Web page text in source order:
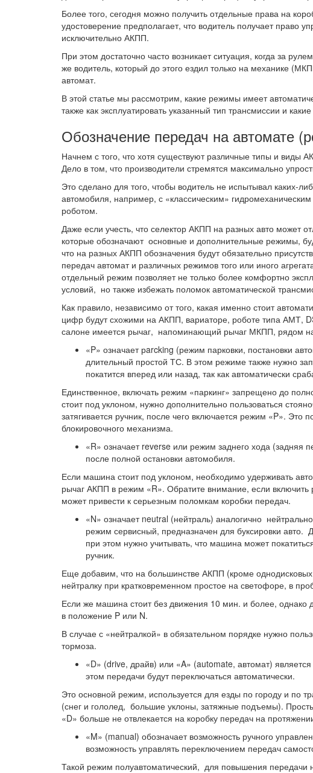
Более того, сегодня можно получить отдельные права на
удостоверение предполагает, что водитель получает право
исключительно АКПП.
При этом достаточно часто возникает ситуация, когда за
же водитель, который до этого ездил только на механике
автомат.
В этой статье мы рассмотрим, какие режимы имеет
также как эксплуатировать указанный тип трансмиссии и
Обозначение передач на автомате
Начнем с того, что хотя существуют различные типы и виды
Дело в том, что производители стремятся максимально
Это сделано для того, чтобы водитель не испытывал каких-
автомобиля, например, с «классическим»
роботом.
Даже если учесть, что селектор АКПП на разных авто может
которые обозначают основные и дополнительные режимы,
что на разных АКПП обозначения будут обязательно
передач автомат и различных режимов того или иного
отдельный режим позволяет не только более комфортно
условий, но также избежать поломок автоматической
Как правило, независимо от того, какая именно стоит
цифр будут схожими на АКПП, вариаторе, роботе типа АМТ,
салоне имеется рычаг, напоминающий рычаг МКПП, рядом
«P» означает рarcking (режим парковки, постановки
длительный простой ТС. В этом режиме также нужно
покатится вперед или назад, так как автоматически
Единственное, включать режим «паркинг» запрещено до
стоит под уклоном, нужно дополнительно пользоваться
затягивается ручник, после чего включается режим «P». Это
блокировочного механизма.
«R» означает reverse или режим заднего хода (задняя
после полной остановки автомобиля.
Если машина стоит под уклоном, необходимо удерживать
рычаг АКПП в режим «R». Обратите внимание, если
может привести к серьезным поломкам коробки передач.
«N» означает neutral (нейтраль) аналогично
режим сервисный, предназначен для буксировки авто.
при этом нужно учитывать, что машина может
ручник.
Еще добавим, что на большинстве АКПП (кроме
нейтралку при кратковременном простое на светофоре, в
Если же машина стоит без движения 10 мин. и более, однако
в положение P или N.
В случае с «нейтралкой» в обязательном порядке нужно
тормоза.
«D» (drive, драйв) или «A» (automate, автомат)
этом передачи будут переключаться автоматически.
Это основной режим, используется для езды по городу и по
(снег и гололед, большие уклоны, затяжные подъемы).
«D» больше не отвлекается на коробку передач на
«M» (manual) обозначает возможность ручного
возможность управлять переключением передач
Такой режим полуавтоматический, для повышения передачи